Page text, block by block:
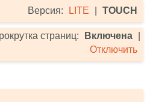
Версия: LITE TOUCH
страниц: Включена
Отключить